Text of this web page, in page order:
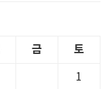
금 토
1